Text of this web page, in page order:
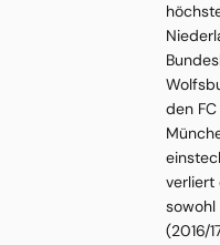
den
verliert
sowohl
(2016/